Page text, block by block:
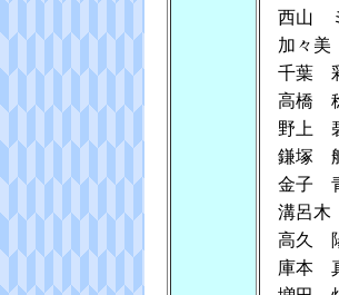
西山
加々
千葉
高橋
野上
鎌塚
金子
溝呂
高久
庫本